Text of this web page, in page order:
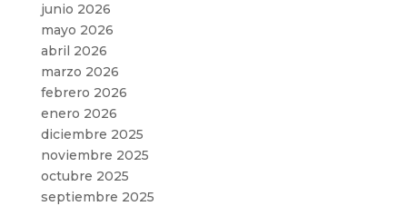
junio 2026
mayo 2026
abril 2026
marzo 2026
febrero 2026
enero 2026
diciembre 2025
noviembre 2025
octubre 2025
septiembre 2025